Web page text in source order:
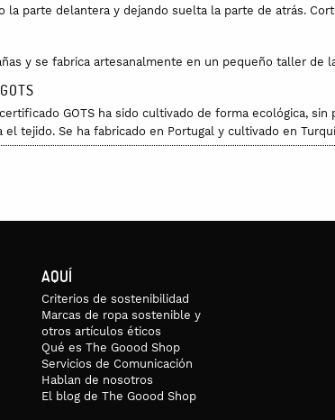
parte delantera y dejando suelta la parte de atrás.
y se fabrica artesanalmente en un pequeño taller de
GOTS ha sido cultivado de forma ecológica,
tejido. Se ha fabricado en Portugal y cultivado en
AQUÍ
Criterios de sostenibilidad
Marcas de ropa sostenible y
otros artículos éticos
Qué es The Goood Shop
Servicios de Comunicación
Hablan de nosotros
El blog de The Goood Shop